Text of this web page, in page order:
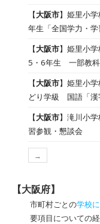
て」
【大阪市】姫里小
年生「全国学力・学
調査 児童質問調査」
【大阪市】姫里小
5・6年生 一部教科
の実施
【大阪市】姫里小
どり学級 国語「漢
たかなの練習、文づ
【大阪市】滝川小
習参観・懇談会
→
【大阪府】
市町村ごとの学校
要項目についての